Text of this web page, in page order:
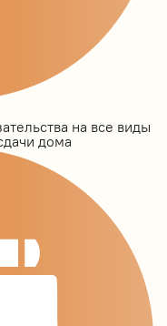
на все виды
дома